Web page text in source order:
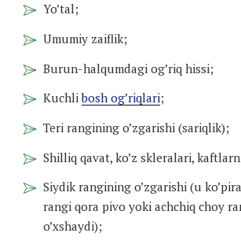
Yo’tal;
Umumiy zaiflik;
Burun-halqumdagi og’riq hissi;
Kuchlibosh og’riqlari;
Teri rangining o’zgarishi (sariqlik);
Shilliq qavat, ko’z skleralari,
Siydik rangining o’zgarishi (u
rangi qora pivo yoki achchiq choy
o’xshaydi);